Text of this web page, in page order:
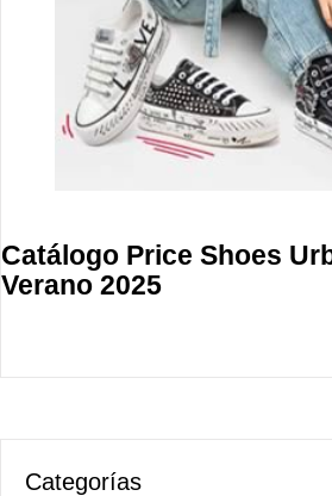
Catálogo Price Shoes
Verano 2025
Categorías